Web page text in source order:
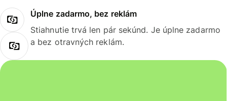
Úplne zadarmo, bez reklám
Stiahnutie trvá len pár sekúnd. Je úplne zadarmo
a bez otravných reklám.